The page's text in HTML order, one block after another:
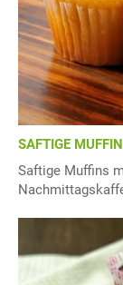
SAFTIGE
Saftige Muffins